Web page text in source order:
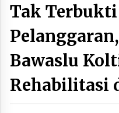
Tak
Bawaslu
Rehabilitasi